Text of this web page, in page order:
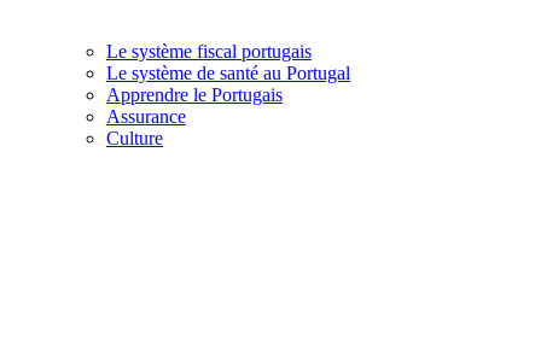
Le système fiscal portugais
Le système de santé au Portugal
Apprendre le Portugais
Assurance
Culture